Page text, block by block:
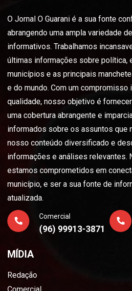
O Jornal O Guarani é a sua fonte
abrangendo uma ampla variedade
informativos. Trabalhamos
últimas informações sobre política,
municípios e as principais
e do mundo. Com um compromisso
qualidade, nosso objetivo é
uma cobertura abrangente e
informados sobre os assuntos que
nosso conteúdo diversificado e
informações e análises relevantes.
estamos comprometidos em
município, e ser a sua fonte de
atualizada.
Comercial
(96) 99913-3871
MÍDIA
Redação